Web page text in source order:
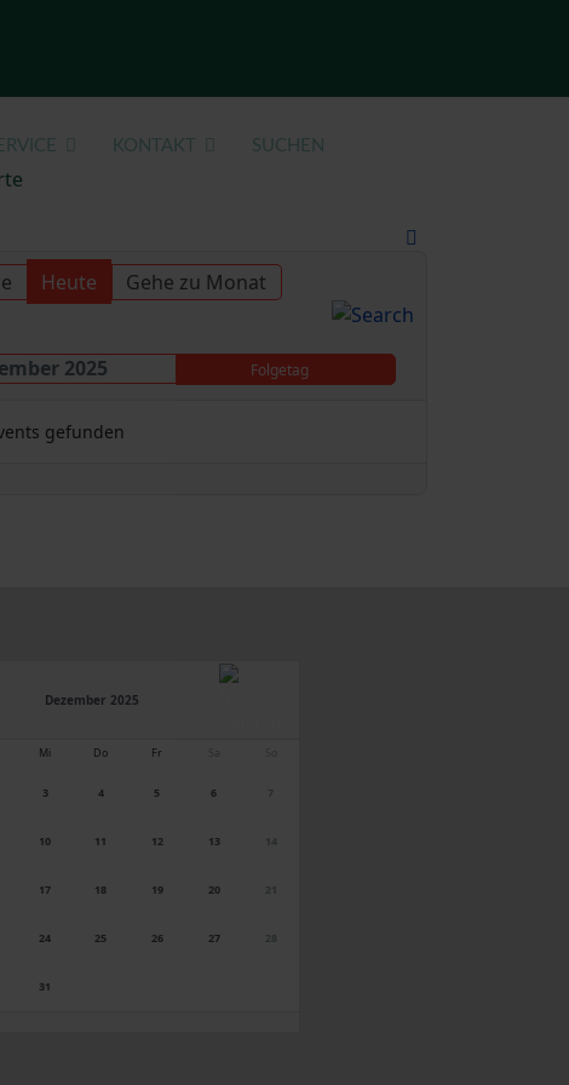
KONTAKT SUCHEN
Heute Gehe zu Monat
2025 Folgetag
gefunden
Dezember 2025
Mi Do Fr
3 4 5 6 7
10 11 12 13 14
17 18 19 20 21
24 25 26 27 28
31